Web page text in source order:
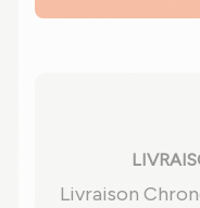
Livraison